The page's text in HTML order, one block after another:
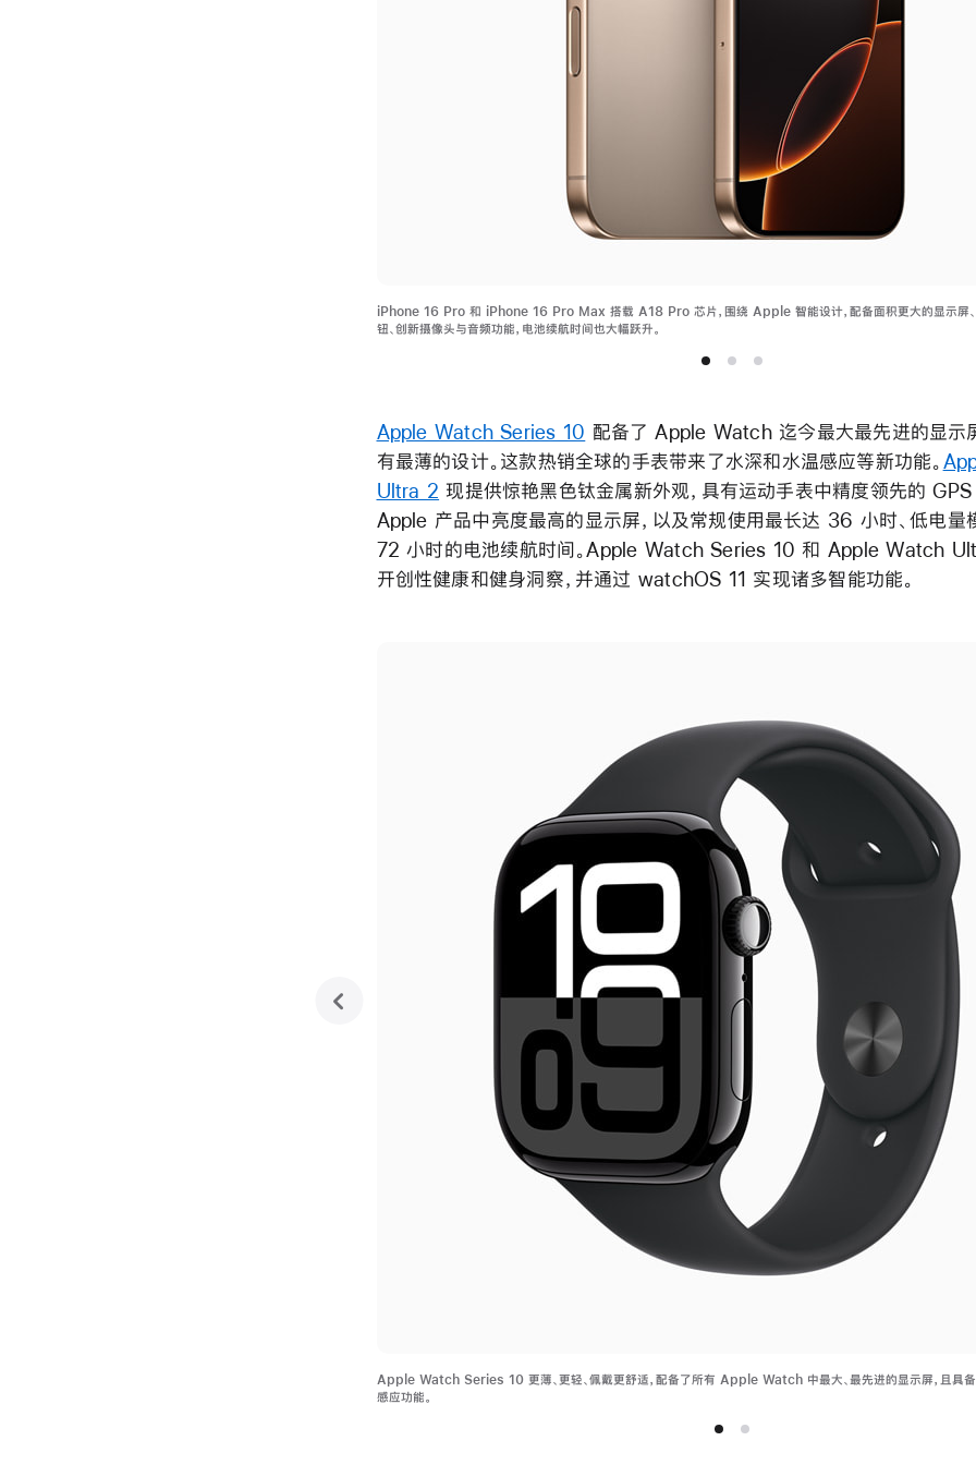
iPhone 16 Pro 和 iPhone 16 Pro Max 搭载 A18 Pro 芯片，围绕 Apple 智能设计，配备面积更大的显示屏、
钮、创新摄像头与音频功能，电池续航时间也大幅跃升。
Apple Watch Series 10 配备了 Apple Watch 迄今最大最先进的显示
有最薄的设计。这款热销全球的手表带来了水深和水温感应等新功能。
Ultra 2 现提供惊艳黑色钛金属新外观，具有运动手表中精度领先的
Apple 产品中亮度最高的显示屏，以及常规使用最长达 36 小时、低电量
72 小时的电池续航时间。Apple Watch Series 10 和 Apple Watch
开创性健康和健身洞察，并通过 watchOS 11 实现诸多智能功能。
Apple Watch Series 10 更薄、更轻、佩戴更舒适，配备了所有 Apple Watch 中最大、最先进的显示屏，且具
感应功能。
previous